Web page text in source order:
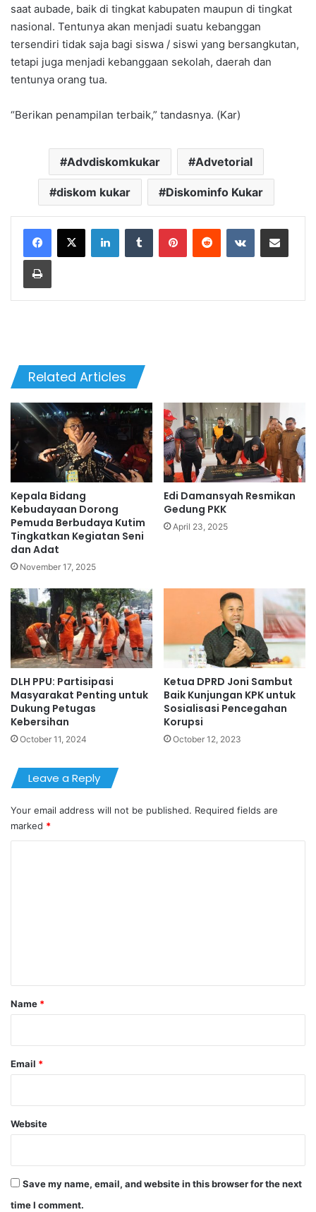
saat aubade, baik di tingkat kabupaten maupun di tingkat
nasional. Tentunya akan menjadi suatu kebanggan
tersendiri tidak saja bagi siswa / siswi yang bersangkutan,
tetapi juga menjadi kebanggaan sekolah, daerah dan
tentunya orang tua.
“Berikan penampilan terbaik,” tandasnya. (Kar)
Advdiskomkukar Advetorial
diskom kukar Diskominfo Kukar
LinkedInTumblr PinterestReddit VKontakteShare via Email
Print
Related Articles
Kepala Bidang
Kebudayaan Dorong
Pemuda Berbudaya Kutim
Tingkatkan Kegiatan Seni
dan Adat
November 17, 2025
Edi Damansyah Resmikan
Gedung PKK
April 23, 2025
DLH PPU: Partisipasi
Masyarakat Penting untuk
Dukung Petugas
Kebersihan
October 11, 2024
Ketua DPRD Joni Sambut
Baik Kunjungan KPK untuk
Sosialisasi Pencegahan
Korupsi
October 12, 2023
Leave a Reply
Your email address will not be published. Required fields are
marked *
*
Name *
Email *
Website
Save my name, email, and website in this browser for the next
time I comment.